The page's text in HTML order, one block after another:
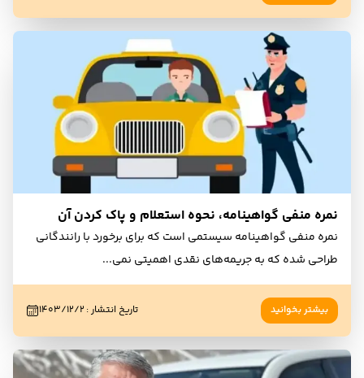
نمره منفی گواهینامه، نحوه استعلام و پاک کردن آن
نمره منفی گواهینامه سیستمی است که برای برخورد با رانندگانی
طراحی شده که به جریمه‌های نقدی اهمیتی نمی...
بیشتر بخوانید تاریخ انتشار: ۱۴۰۳/۱۲/۲